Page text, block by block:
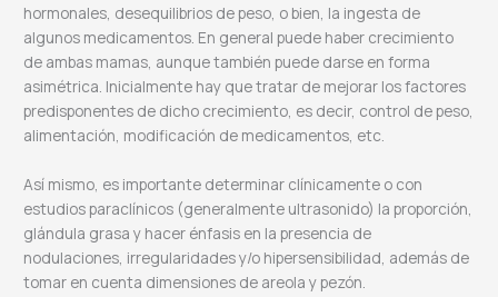
hormonales, desequilibrios de peso, o bien, la ingesta de
algunos medicamentos. En general puede haber crecimiento
de ambas mamas, aunque también puede darse en forma
asimétrica. Inicialmente hay que tratar de mejorar los factores
predisponentes de dicho crecimiento, es decir, control de peso,
alimentación, modificación de medicamentos, etc.
Así mismo, es importante determinar clínicamente o con
estudios paraclínicos (generalmente ultrasonido) la proporción,
glándula grasa y hacer énfasis en la presencia de
nodulaciones, irregularidades y/o hipersensibilidad, además de
tomar en cuenta dimensiones de areola y pezón.